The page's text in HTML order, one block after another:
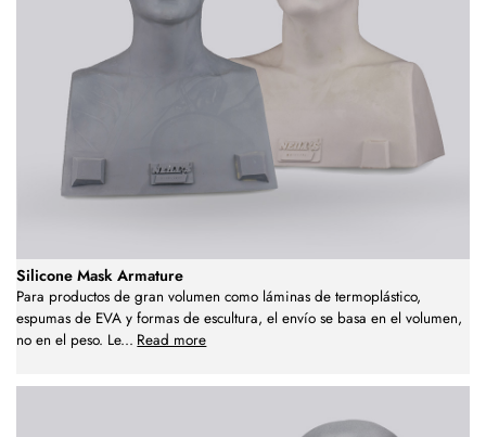
Silicone Mask Armature
Para productos de gran volumen como láminas de termoplástico,
espumas de EVA y formas de escultura, el envío se basa en el volumen,
no en el peso. Le... Read more